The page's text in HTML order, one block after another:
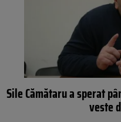
Sile Cămătaru a sperat
veste